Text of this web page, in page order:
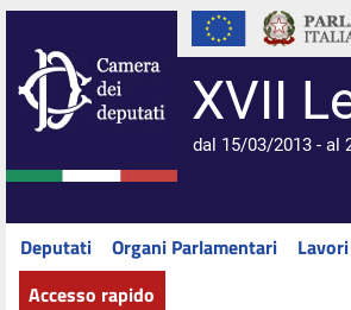
XVII
dal 15/03/2013 - al
Deputati Organi Parlamentari Lavori
Accesso rapido